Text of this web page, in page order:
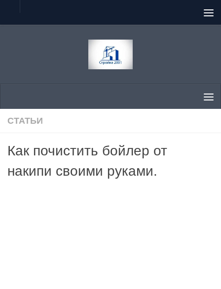
Перейти к содержимому
СТАТЬИ
Как почистить бойлер от
накипи своими руками.